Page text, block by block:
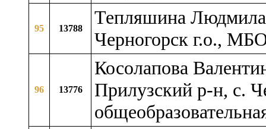
95 13788
Тепляшина Людмила
Черногорск г.о.,
96 13776
Косолапова
Прилузский р-н, c.